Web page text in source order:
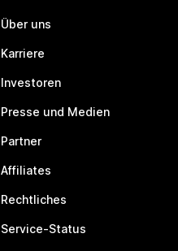
Über uns
Karriere
Investoren
Presse und Medien
Partner
Affiliates
Rechtliches
Service-Status